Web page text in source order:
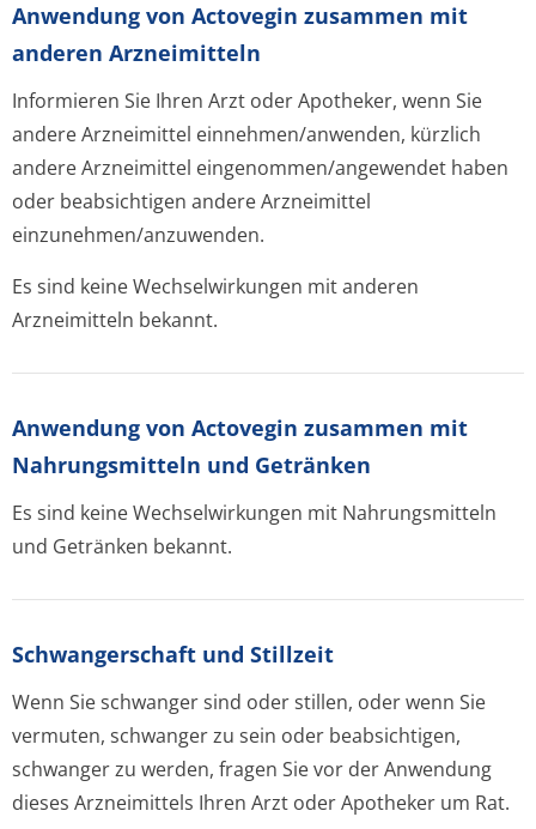
Anwendung von Actovegin zusammen mit
anderen Arzneimitteln
Informieren Sie Ihren Arzt oder Apotheker, wenn Sie
andere Arzneimittel einnehmen/anwenden, kürzlich
andere Arzneimittel eingenommen/an­gewendet haben
oder beabsichtigen andere Arzneimittel
einzunehmen/an­zuwenden.
Es sind keine Wechselwirkungen mit anderen
Arzneimitteln bekannt.
Anwendung von Actovegin zusammen mit
Nahrungsmitteln und Getränken
Es sind keine Wechselwirkungen mit Nahrungsmitteln
und Getränken bekannt.
Schwangerschaft und Stillzeit
Wenn Sie schwanger sind oder stillen, oder wenn Sie
vermuten, schwanger zu sein oder beabsichtigen,
schwanger zu werden, fragen Sie vor der Anwendung
dieses Arzneimittels Ihren Arzt oder Apotheker um Rat.